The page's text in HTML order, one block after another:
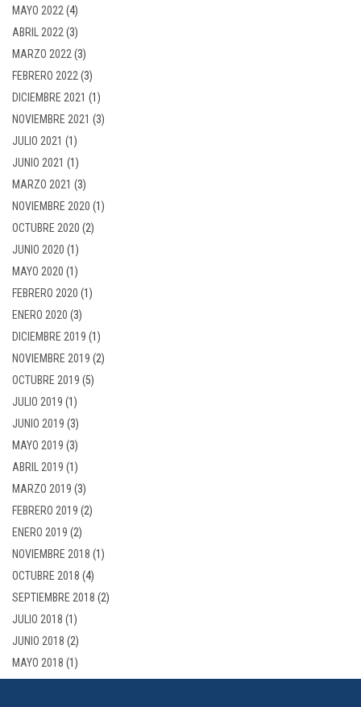
MAYO 2022 (4)
ABRIL 2022 (3)
MARZO 2022 (3)
FEBRERO 2022 (3)
DICIEMBRE 2021 (1)
NOVIEMBRE 2021 (3)
JULIO 2021 (1)
JUNIO 2021 (1)
MARZO 2021 (3)
NOVIEMBRE 2020 (1)
OCTUBRE 2020 (2)
JUNIO 2020 (1)
MAYO 2020 (1)
FEBRERO 2020 (1)
ENERO 2020 (3)
DICIEMBRE 2019 (1)
NOVIEMBRE 2019 (2)
OCTUBRE 2019 (5)
JULIO 2019 (1)
JUNIO 2019 (3)
MAYO 2019 (3)
ABRIL 2019 (1)
MARZO 2019 (3)
FEBRERO 2019 (2)
ENERO 2019 (2)
NOVIEMBRE 2018 (1)
OCTUBRE 2018 (4)
SEPTIEMBRE 2018 (2)
JULIO 2018 (1)
JUNIO 2018 (2)
MAYO 2018 (1)